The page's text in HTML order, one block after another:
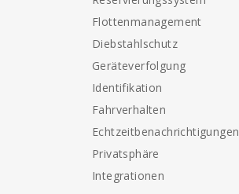
Flottenmanagement
Diebstahlschutz
Geräteverfolgung
Identifikation
Fahrverhalten
Echtzeitbenachrichtigungen
Privatsphäre
Integrationen